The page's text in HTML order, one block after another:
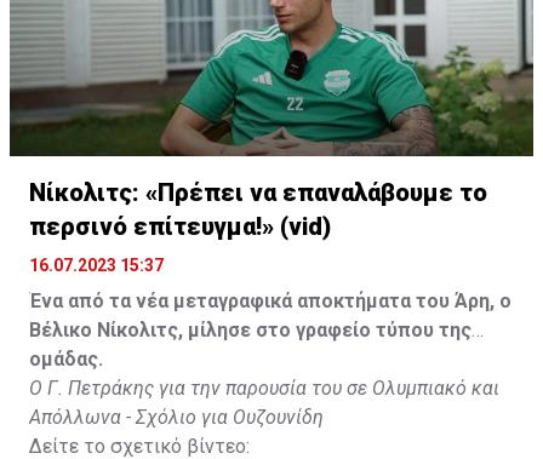
Νίκολιτς: «Πρέπει να επαναλάβουμε το
περσινό επίτευγμα!» (vid)
16.07.2023 15:37
Ένα από τα νέα μεταγραφικά αποκτήματα του Άρη, ο
Βέλικο Νίκολιτς, μίλησε στο γραφείο τύπου της
ομάδας.
Ο Γ. Πετράκης για την παρουσία του σε Ολυμπιακό και
Απόλλωνα - Σχόλιο για Ουζουνίδη
Δείτε το σχετικό βίντεο: